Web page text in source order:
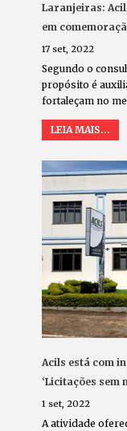
Laranjeiras:
em
17 set, 2022
Segundo o
propósito é
fortaleçam no
LEIA MAIS...
Acils está com
‘Licitações sem
1 set, 2022
A atividade